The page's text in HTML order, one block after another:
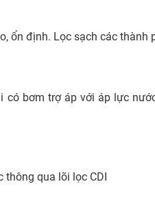
ổn định. Lọc sạch các
có bơm trợ áp với áp lực
thông qua lõi lọc CDI